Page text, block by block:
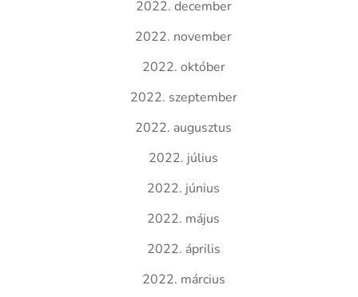
2022. december
2022. november
2022. október
2022. szeptember
2022. augusztus
2022. július
2022. június
2022. május
2022. április
2022. március